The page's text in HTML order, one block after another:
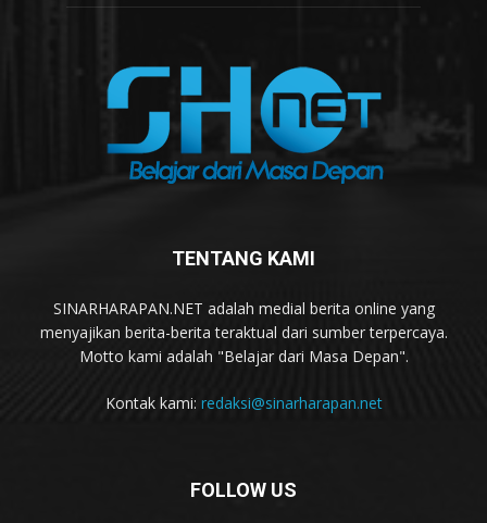
TENTANG KAMI
SINARHARAPAN.NET adalah medial berita online yang
menyajikan berita-berita teraktual dari sumber terpercaya.
Motto kami adalah "Belajar dari Masa Depan".
Kontak kami: redaksi@sinarharapan.net
FOLLOW US